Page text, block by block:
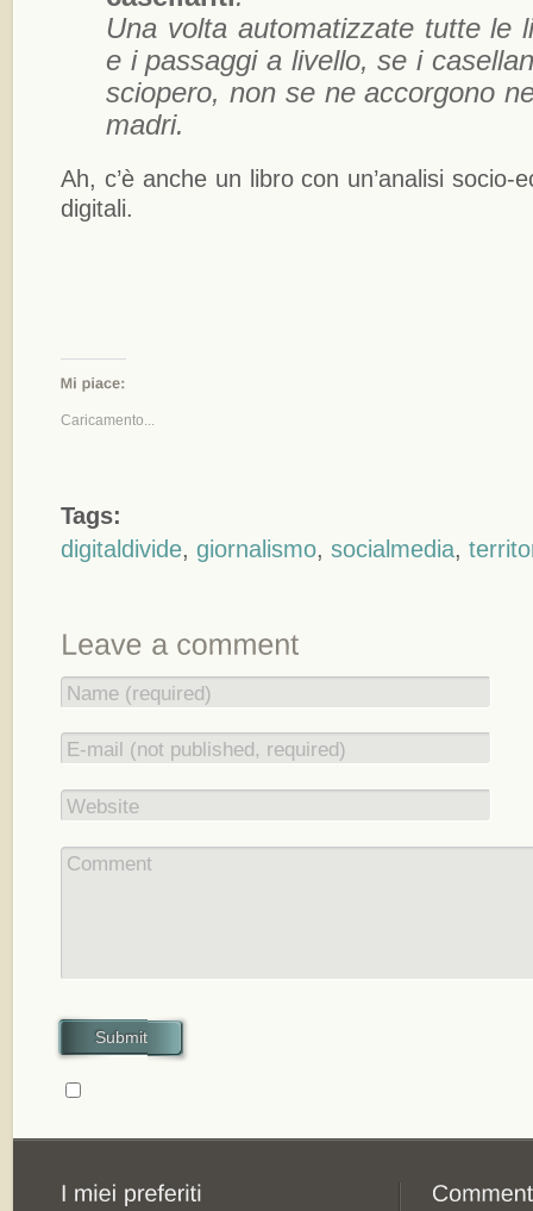
Una volta automatizzate tutte le
e i passaggi a livello, se i
sciopero, non se ne accorgono
madri.
Ah, c’è anche un libro con un’analisi socio-
digitali.
Caricamento...
Tags:
digitaldivide, giornalismo, socialmedia,
Name (required)
E-mail (not published, required)
Website
Comment
Submit